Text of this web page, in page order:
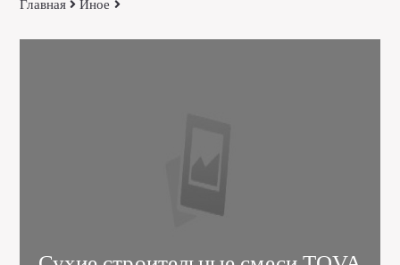
Главная Иное